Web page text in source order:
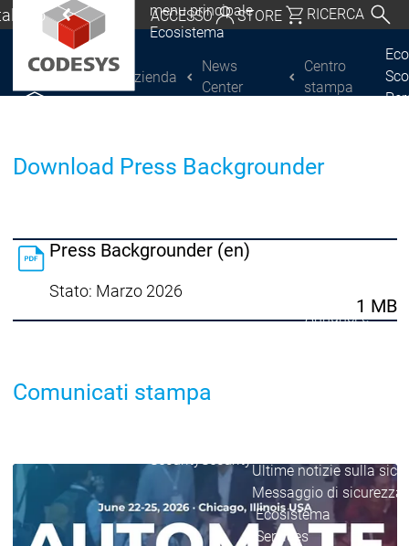
| Deutsch
Italia | Italiano
ACCESSO STORE RICERCA
menu principale
Ecosistema
Annunci e
SecuritySecurity
Ultime notizie sulla
Messaggio di sicurezza
Ecosistema
Services
CODESYS Group
L'azienda
News
Center
Centro
stampa
Download Press Backgrounder
Press Backgrounder (en)
Stato: Marzo 2026
1 MB
Comunicati stampa